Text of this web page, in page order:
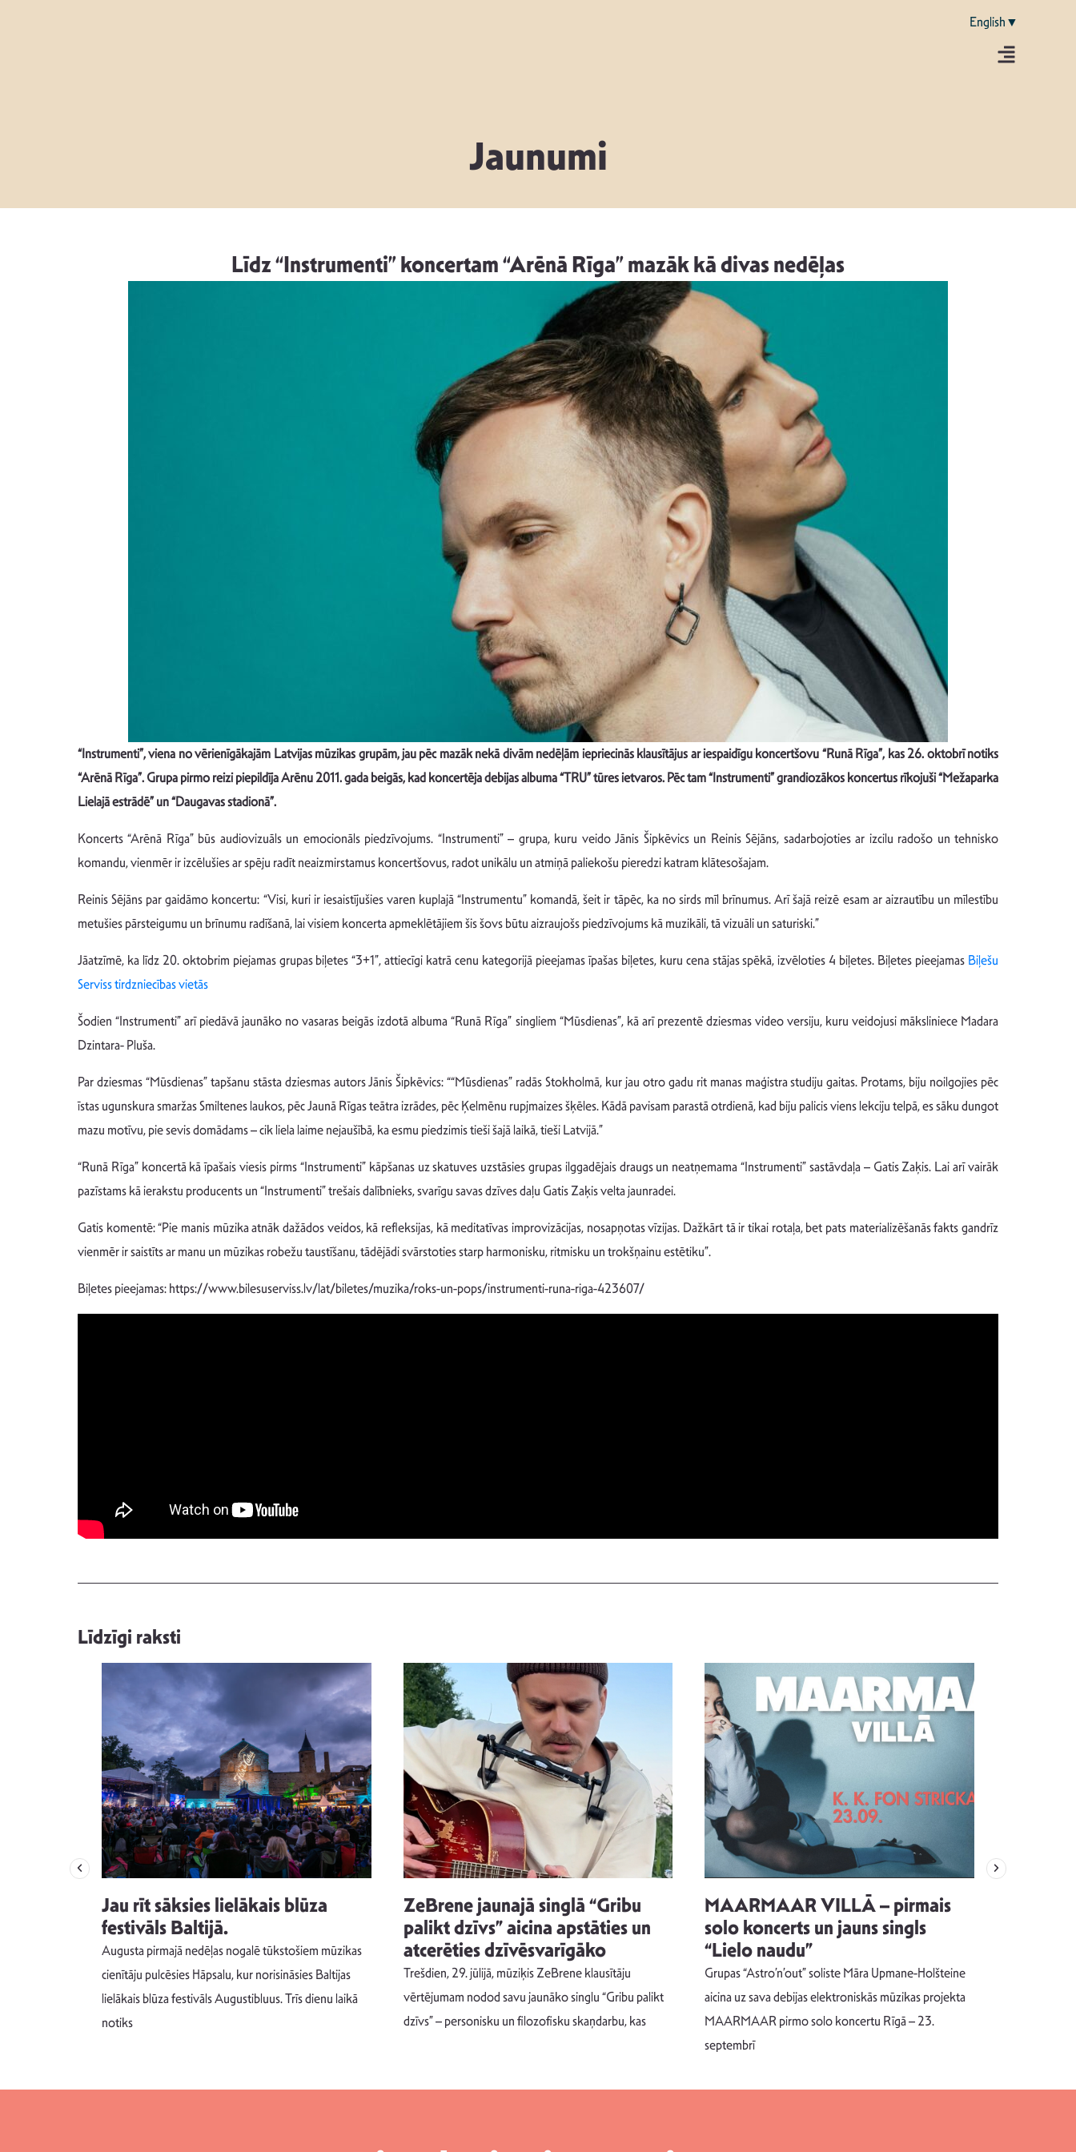
English▼
Jaunumi
Līdz “Instrumenti” koncertam “Arēnā Rīga” mazāk kā divas nedēļas
“Instrumenti”, viena no vērienīgākajām Latvijas mūzikas grupām, jau pēc mazāk nekā divām nedēļām iepriecinās klausītājus ar iespaidīgu koncertšovu “Runā Rīga”, kas 26. oktobrī notiks
“Arēnā Rīga”. Grupa pirmo reizi piepildīja Arēnu 2011. gada beigās, kad koncertēja debijas albuma “TRU” tūres ietvaros. Pēc tam “Instrumenti” grandiozākos koncertus rīkojuši “Mežaparka
Lielajā estrādē” un “Daugavas stadionā”.
Koncerts “Arēnā Rīga” būs audiovizuāls un emocionāls piedzīvojums. “Instrumenti” – grupa, kuru veido Jānis Šipkēvics un Reinis Sējāns, sadarbojoties ar izcilu radošo un tehnisko
komandu, vienmēr ir izcēlušies ar spēju radīt neaizmirstamus koncertšovus, radot unikālu un atmiņā paliekošu pieredzi katram klātesošajam.
Reinis Sējāns par gaidāmo koncertu: “Visi, kuri ir iesaistījušies varen kuplajā “Instrumentu” komandā, šeit ir tāpēc, ka no sirds mīl brīnumus. Arī šajā reizē esam ar aizrautību un mīlestību
metušies pārsteigumu un brīnumu radīšanā, lai visiem koncerta apmeklētājiem šis šovs būtu aizraujošs piedzīvojums kā muzikāli, tā vizuāli un saturiski.”
Jāatzīmē, ka līdz 20. oktobrim piejamas grupas biļetes “3+1”, attiecīgi katrā cenu kategorijā pieejamas īpašas biļetes, kuru cena stājas spēkā, izvēloties 4 biļetes. Biļetes pieejamas Biļešu
Serviss tirdzniecības vietās
Šodien “Instrumenti” arī piedāvā jaunāko no vasaras beigās izdotā albuma “Runā Rīga” singliem “Mūsdienas”, kā arī prezentē dziesmas video versiju, kuru veidojusi māksliniece Madara
Dzintara- Pluša.
Par dziesmas “Mūsdienas” tapšanu stāsta dziesmas autors Jānis Šipkēvics: ““Mūsdienas” radās Stokholmā, kur jau otro gadu rit manas maģistra studiju gaitas. Protams, biju noilgojies pēc
īstas ugunskura smaržas Smiltenes laukos, pēc Jaunā Rīgas teātra izrādes, pēc Ķelmēnu rupjmaizes šķēles. Kādā pavisam parastā otrdienā, kad biju palicis viens lekciju telpā, es sāku dungot
mazu motīvu, pie sevis domādams – cik liela laime nejaušībā, ka esmu piedzimis tieši šajā laikā, tieši Latvijā.”
“Runā Rīga” koncertā kā īpašais viesis pirms “Instrumenti” kāpšanas uz skatuves uzstāsies grupas ilggadējais draugs un neatņemama “Instrumenti” sastāvdaļa – Gatis Zaķis. Lai arī vairāk
pazīstams kā ierakstu producents un “Instrumenti” trešais dalībnieks, svarīgu savas dzīves daļu Gatis Zaķis velta jaunradei.
Gatis komentē: “Pie manis mūzika atnāk dažādos veidos, kā refleksijas, kā meditatīvas improvizācijas, nosapņotas vīzijas. Dažkārt tā ir tikai rotaļa, bet pats materializēšanās fakts gandrīz
vienmēr ir saistīts ar manu un mūzikas robežu taustīšanu, tādējādi svārstoties starp harmonisku, ritmisku un trokšņainu estētiku”.
Biļetes pieejamas: https://www.bilesuserviss.lv/lat/biletes/muzika/roks-un-pops/instrumenti-runa-riga-423607/
Līdzīgi raksti
Jau rīt sāksies lielākais blūza
festivāls Baltijā.
Augusta pirmajā nedēļas nogalē tūkstošiem mūzikas
cienītāju pulcēsies Hāpsalu, kur norisināsies Baltijas
lielākais blūza festivāls Augustibluus. Trīs dienu laikā
notiks
ZeBrene jaunajā singlā “Gribu
palikt dzīvs” aicina apstāties un
atcerēties dzīvēsvarīgāko
Trešdien, 29. jūlijā, mūziķis ZeBrene klausītāju
vērtējumam nodod savu jaunāko singlu “Gribu palikt
dzīvs” – personisku un filozofisku skaņdarbu, kas
MAARMAAR VILLĀ – pirmais
solo koncerts un jauns singls
“Lielo naudu”
Grupas “Astro’n’out” soliste Māra Upmane-Holšteine
aicina uz sava debijas elektroniskās mūzikas projekta
MAARMAAR pirmo solo koncertu Rīgā – 23.
septembrī